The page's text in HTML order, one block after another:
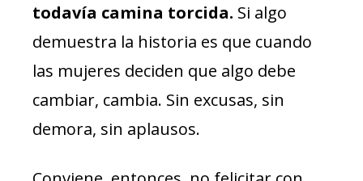
todavía camina torcida. Si algo
demuestra la historia es que cuando
las mujeres deciden que algo debe
cambiar, cambia. Sin excusas, sin
demora, sin aplausos.